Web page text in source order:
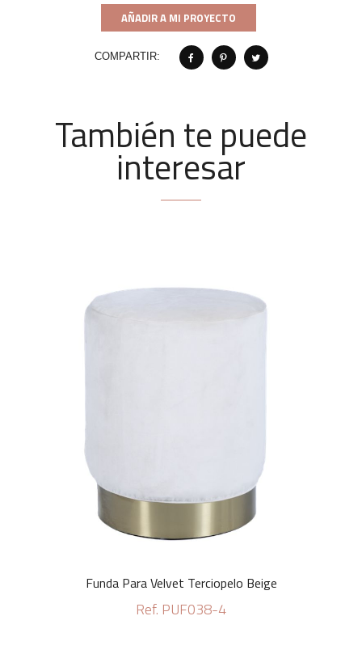
AÑADIR A MI PROYECTO
COMPARTIR:
También te puede
interesar
Funda Para Velvet Terciopelo Beige
Ref. PUF038-4